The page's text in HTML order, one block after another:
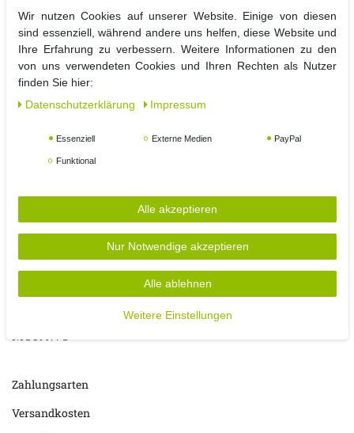
Ersatzdach für Garten Anbauepavillon
Sie erhaklten hier nur den Bezug für ein Anbaupavillon
300x250cm
- Maße : 300cm x 250cm
- Das Dach ist wasserabweisend PA beschichtet
Zahlungsarten
Versandkosten
Wir nutzen Cookies auf unserer Website. Einige von diesen
sind essenziell, während andere uns helfen, diese Website und
Ihre Erfahrung zu verbessern. Weitere Informationen zu den
von uns verwendeten Cookies und Ihren Rechten als Nutzer
finden Sie hier:
Daten­schutz­erklärung
Impressum
Essenziell Externe Medien PayPal
Funktional
Alle akzeptieren
Nur Notwendige akzeptieren
Alle ablehnen
Weitere Einstellungen